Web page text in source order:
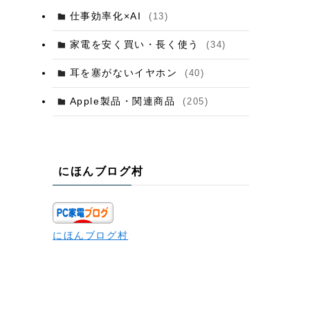
仕事効率化×AI (13)
家電を安く買い・長く使う (34)
耳を塞がないイヤホン (40)
Apple製品・関連商品 (205)
にほんブログ村
にほんブログ村